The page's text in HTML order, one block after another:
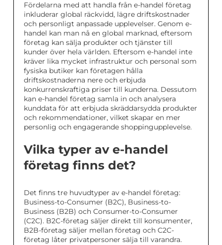
Fördelarna med att handla från e-handel företag
inkluderar global räckvidd, lägre driftskostnader
och personligt anpassade upplevelser. Genom e-
handel kan man nå en global marknad, eftersom
företag kan sälja produkter och tjänster till
kunder över hela världen. Eftersom e-handel inte
kräver lika mycket infrastruktur och personal som
fysiska butiker kan företagen hålla
driftskostnaderna nere och erbjuda
konkurrenskraftiga priser till kunderna. Dessutom
kan e-handel företag samla in och analysera
kunddata för att erbjuda skräddarsydda produkter
och rekommendationer, vilket skapar en mer
personlig och engagerande shoppingupplevelse.
Vilka typer av e-handel
företag finns det?
Det finns tre huvudtyper av e-handel företag:
Business-to-Consumer (B2C), Business-to-
Business (B2B) och Consumer-to-Consumer
(C2C). B2C-företag säljer direkt till konsumenter,
B2B-företag säljer mellan företag och C2C-
företag låter privatpersoner sälja till varandra.